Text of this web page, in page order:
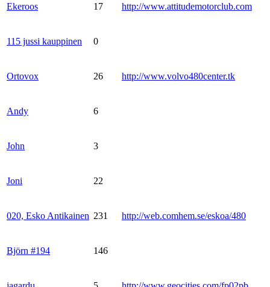
Ekeroos 17 http://www.attitudemotorclub.com
115 jussi kauppinen 0
Ortovox 26 http://www.volvo480center.tk
Andy 6
John 3
Joni 22
020, Esko Antikainen 231 http://web.comhem.se/eskoa/480
Björn #194 146